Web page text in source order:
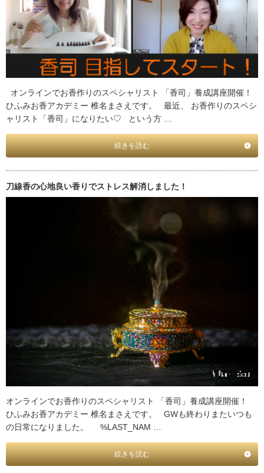
オンラインでお香作りのスペシャリスト 「香司」養成講座開催！
ひふみお香アカデミー 椎名まさえです。 最近、 お香作りのスペシ
ャリスト「香司」になりたい♡ という方 …
続きを読む
刀線香の心地良い香りでストレス解消しました！
オンラインでお香作りのスペシャリスト 「香司」養成講座開催！
ひふみお香アカデミー 椎名まさえです。 GWも終わりまたいつも
の日常になりました。 %LAST_NAM …
続きを読む